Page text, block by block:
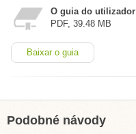
O guia do utilizador
PDF, 39.48 MB
Baixar o guia
Podobné návody